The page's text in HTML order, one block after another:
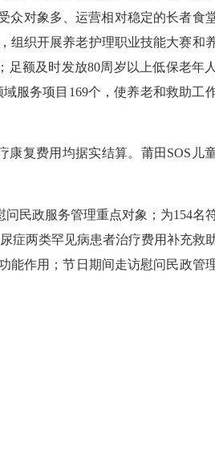
众对象多、运营相对稳定的长者食
组织开展养老护理职业技能大赛和
足额及时发放80周岁以上低保老年
服务项目169个，使养老和救助工
康复费用均据实结算。莆田SOS儿
民政服务管理重点对象；为154名
症两类罕见病患者治疗费用补充救
能作用；节日期间走访慰问民政管